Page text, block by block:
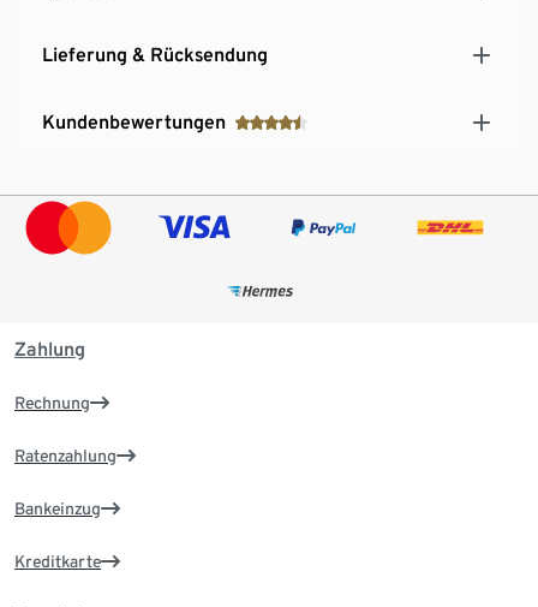
Lieferung & Rücksendung
Kundenbewertungen
Zahlung
Rechnung
Ratenzahlung
Bankeinzug
Kreditkarte